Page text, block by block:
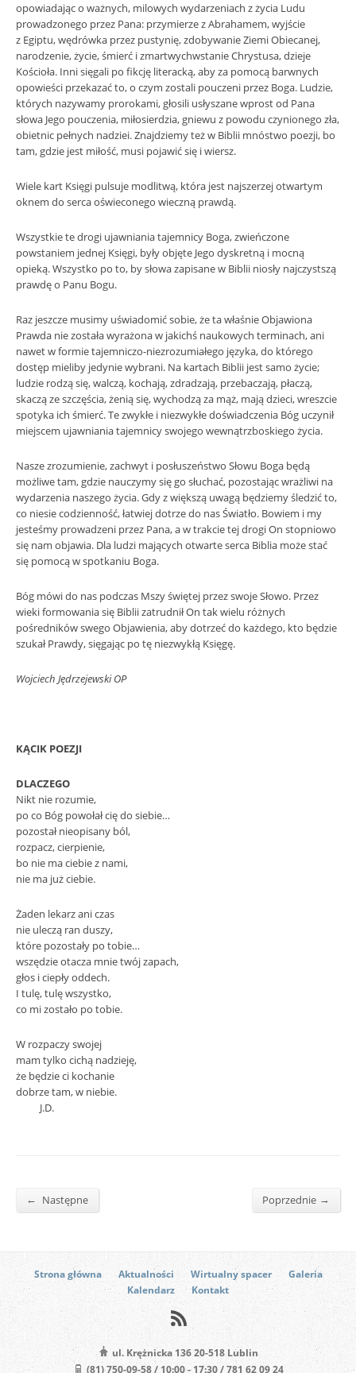
opowiadając o ważnych, milowych wydarzeniach z życia Ludu
prowadzonego przez Pana: przymierze z Abrahamem, wyjście
z Egiptu, wędrówka przez pustynię, zdobywanie Ziemi Obiecanej,
narodzenie, życie, śmierć i zmartwychwstanie Chrystusa, dzieje
Kościoła. Inni sięgali po fikcję literacką, aby za pomocą barwnych
opowieści przekazać to, o czym zostali pouczeni przez Boga. Ludzie,
których nazywamy prorokami, głosili usłyszane wprost od Pana
słowa Jego pouczenia, miłosierdzia, gniewu z powodu czynionego zła,
obietnic pełnych nadziei. Znajdziemy też w Biblii mnóstwo poezji, bo
tam, gdzie jest miłość, musi pojawić się i wiersz.
Wiele kart Księgi pulsuje modlitwą, która jest najszerzej otwartym
oknem do serca oświeconego wieczną prawdą.
Wszystkie te drogi ujawniania tajemnicy Boga, zwieńczone
powstaniem jednej Księgi, były objęte Jego dyskretną i mocną
opieką. Wszystko po to, by słowa zapisane w Biblii niosły najczystszą
prawdę o Panu Bogu.
Raz jeszcze musimy uświadomić sobie, że ta właśnie Objawiona
Prawda nie została wyrażona w jakichś naukowych terminach, ani
nawet w formie tajemniczo-niezrozumiałego języka, do którego
dostęp mieliby jedynie wybrani. Na kartach Biblii jest samo życie;
ludzie rodzą się, walczą, kochają, zdradzają, przebaczają, płaczą,
skaczą ze szczęścia, żenią się, wychodzą za mąż, mają dzieci, wreszcie
spotyka ich śmierć. Te zwykłe i niezwykłe doświadczenia Bóg uczynił
miejscem ujawniania tajemnicy swojego wewnątrzboskiego życia.
Nasze zrozumienie, zachwyt i posłuszeństwo Słowu Boga będą
możliwe tam, gdzie nauczymy się go słuchać, pozostając wrażliwi na
wydarzenia naszego życia. Gdy z większą uwagą będziemy śledzić to,
co niesie codzienność, łatwiej dotrze do nas Światło. Bowiem i my
jesteśmy prowadzeni przez Pana, a w trakcie tej drogi On stopniowo
się nam objawia. Dla ludzi mających otwarte serca Biblia może stać
się pomocą w spotkaniu Boga.
Bóg mówi do nas podczas Mszy świętej przez swoje Słowo. Przez
wieki formowania się Biblii zatrudnił On tak wielu różnych
pośredników swego Objawienia, aby dotrzeć do każdego, kto będzie
szukał Prawdy, sięgając po tę niezwykłą Księgę.
Wojciech Jędrzejewski OP
KĄCIK POEZJI
DLACZEGO
Nikt nie rozumie,
po co Bóg powołał cię do siebie…
pozostał nieopisany ból,
rozpacz, cierpienie,
bo nie ma ciebie z nami,
nie ma już ciebie.
Żaden lekarz ani czas
nie uleczą ran duszy,
które pozostały po tobie…
wszędzie otacza mnie twój zapach,
głos i ciepły oddech.
I tulę, tulę wszystko,
co mi zostało po tobie.
W rozpaczy swojej
mam tylko cichą nadzieję,
że będzie ci kochanie
dobrze tam, w niebie.
J.D.
← Następne Poprzednie →
Strona główna Aktualności Wirtualny spacer
Galeria
Kalendarz
Kontakt
ul. Krężnicka 136 20-518 Lublin
(81) 750-09-58 / 10:00 - 17:30 / 781 62 09 24